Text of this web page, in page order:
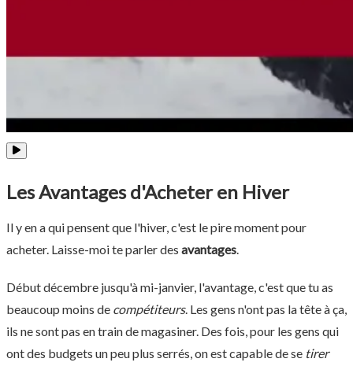
Les Avantages d'Acheter en Hiver
Il y en a qui pensent que l'hiver, c'est le pire moment pour
acheter. Laisse-moi te parler des avantages.
Début décembre jusqu'à mi-janvier, l'avantage, c'est que tu as
beaucoup moins de compétiteurs. Les gens n'ont pas la tête à ça,
ils ne sont pas en train de magasiner. Des fois, pour les gens qui
ont des budgets un peu plus serrés, on est capable de se tirer